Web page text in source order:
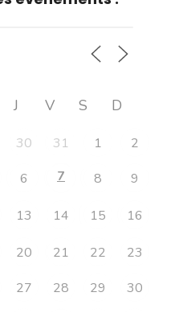
J V S D
30 31 1
2
6 7 8 9
13 14 15 16
20 21 22
23
27 28 29
30